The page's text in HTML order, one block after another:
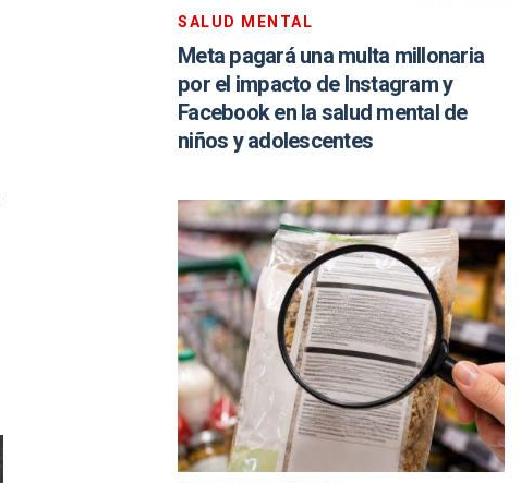
SALUD MENTAL
Meta pagará una multa millonaria
por el impacto de Instagram y
Facebook en la salud mental de
niños y adolescentes